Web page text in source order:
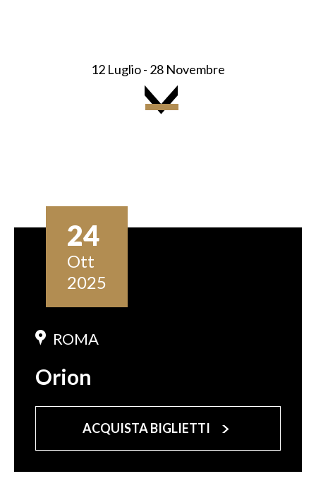
12 Luglio - 28 Novembre
24
Ott
2025
ROMA
Orion
ACQUISTA BIGLIETTI